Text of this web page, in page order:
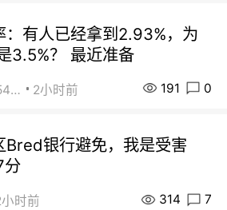
：有人已经拿到2.93%，为
3.5%？ 最近准备
街友90454511 2小时前 191 0
Bred银行避免，我是受害
分
时前 314 7